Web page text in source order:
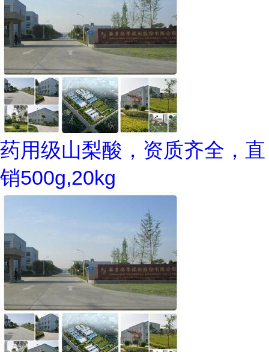
药用级山梨酸，资质齐全，直
销500g,20kg